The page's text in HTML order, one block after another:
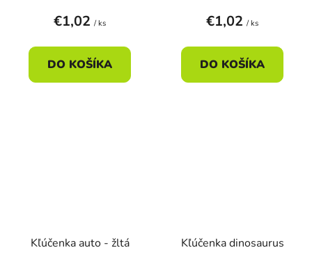
€1,02 / ks
DO KOŠÍKA
€1,02 / ks
DO KOŠÍKA
Kľúčenka auto - žltá Kľúčenka dinosaurus